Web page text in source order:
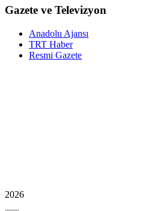
Gazete ve Televizyon
Anadolu Ajansı
TRT Haber
Resmi Gazete
2026